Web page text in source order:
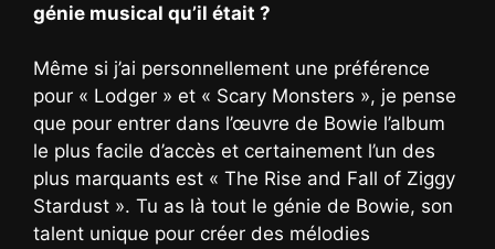
génie musical qu’il était ?
Même si j’ai personnellement une préférence
pour « Lodger » et « Scary Monsters », je pense
que pour entrer dans l’œuvre de Bowie l’album
le plus facile d’accès et certainement l’un des
plus marquants est « The Rise and Fall of Ziggy
Stardust ». Tu as là tout le génie de Bowie, son
talent unique pour créer des mélodies